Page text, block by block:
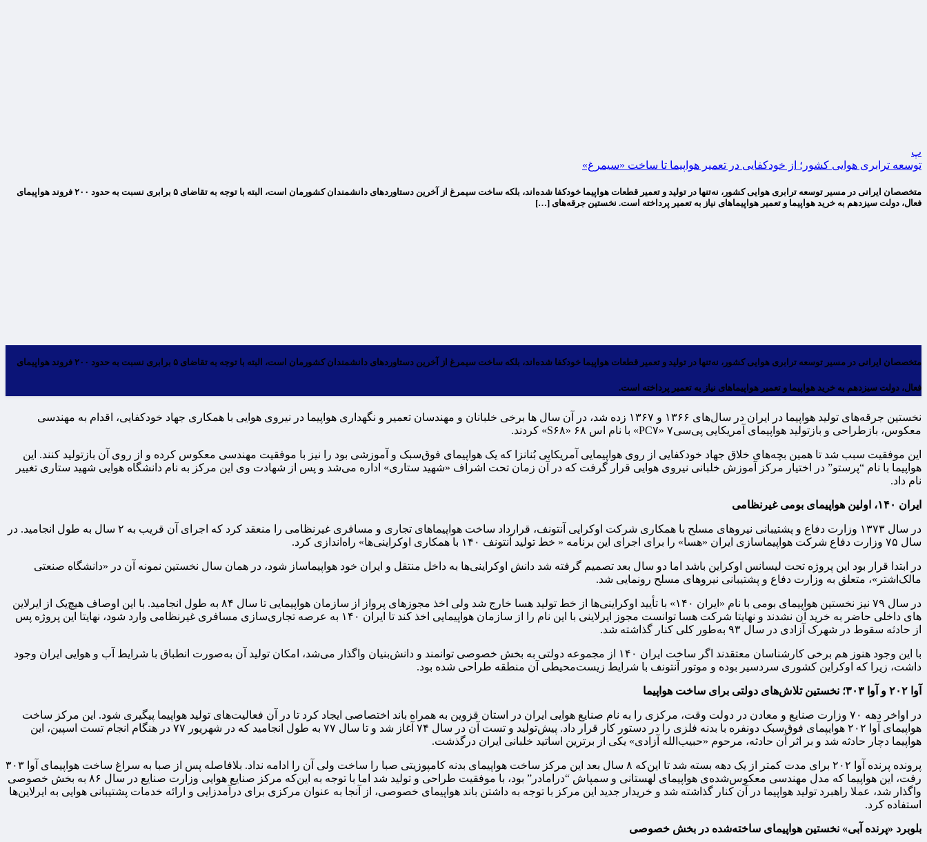
پ
توسعه ترابری هوایی کشور؛ از خودکفایی در تعمیر هواپیما تا ساخت «سیمرغ»
متخصصان ایرانی در مسیر توسعه ترابری هوایی کشور، نه‌تنها در تولید و تعمیر قطعات هواپیما خودکفا شده‌اند، بلکه ساخت سیمرغ از آخرین دستاوردهای دانشمندان کشورمان است، البته با توجه به تقاضای ۵ برابری نسبت به حدود ۲۰۰ فروند هواپیمای
فعال، دولت سیزدهم به خرید هواپیما و تعمیر هواپیماهای نیاز به تعمیر پرداخته است. نخستین جرقه‌های […]
متخصصان ایرانی در مسیر توسعه ترابری هوایی کشور، نه‌تنها در تولید و تعمیر قطعات هواپیما خودکفا شده‌اند، بلکه ساخت سیمرغ از آخرین دستاوردهای دانشمندان کشورمان است، البته با توجه به تقاضای ۵ برابری نسبت به حدود ۲۰۰ فروند هواپیمای
فعال، دولت سیزدهم به خرید هواپیما و تعمیر هواپیماهای نیاز به تعمیر پرداخته است.
نخستین جرقه‌های تولید هواپیما در ایران در سال‌های ۱۳۶۶ و ۱۳۶۷ زده شد، در آن سال ها برخی خلبانان و مهندسان تعمیر و نگهداری هواپیما در نیروی هوایی با همکاری جهاد خودکفایی، اقدام به مهندسی
معکوس، بازطراحی و بازتولید هواپیمای آمریکایی پی‌سی۷ «PC۷» با نام اس ۶۸ «S۶۸» کردند.
این موفقیت سبب شد تا همین بچه‌های خلاق جهاد خودکفایی از روی هواپیمایی آمریکایی بُنانزا که یک هواپیمای فوق‌سبک و آموزشی بود را نیز با موفقیت مهندسی معکوس کرده و از روی آن بازتولید کنند. این
هواپیما با نام “پرستو” در اختیار مرکز آموزش خلبانی نیروی هوایی قرار گرفت که در آن زمان تحت اشراف «شهید ستاری» اداره می‌شد و پس از شهادت وی این مرکز به نام دانشگاه هوایی شهید ستاری تغییر
نام داد.
ایران ۱۴۰، اولین هواپیمای بومی غیرنظامی
در سال ۱۳۷۳ وزارت دفاع و پشتیبانی نیروهای مسلح با همکاری شرکت اوکرایی آنتونف، قرارداد ساخت هواپیماهای تجاری و مسافری غیرنظامی را منعقد کرد که اجرای آن قریب به ۲ سال به طول انجامید. در
سال ۷۵ وزارت دفاع شرکت هواپیماسازی ایران «هسا» را برای اجرای این برنامه « خط تولید آنتونف ۱۴۰ با همکاری اوکراینی‌ها» راه‌اندازی کرد.
در ابتدا قرار بود این پروژه تحت لیسانس اوکراین باشد اما دو سال بعد تصمیم گرفته شد دانش اوکراینی‌ها به داخل منتقل و ایران خود هواپیماساز شود، در همان سال نخستین نمونه آن در «دانشگاه صنعتی
مالک‌اشتر»، متعلق به وزارت دفاع و پشتیبانی نیروهای مسلح رونمایی شد.
در سال ۷۹ نیز نخستین هواپیمای بومی با نام «ایران ۱۴۰» با تأیید اوکراینی‌ها از خط تولید هسا خارج شد ولی اخذ مجوزهای پرواز از سازمان هواپیمایی تا سال ۸۴ به طول انجامید. با این اوصاف هیچ‌یک از ایرلاین
های داخلی حاضر به خرید آن نشدند و نهایتا شرکت هسا توانست مجوز ایرلاینی با این نام را از سازمان هواپیمایی اخذ کند تا ایران ۱۴۰ به عرصه تجاری‌سازی مسافری غیرنظامی وارد شود، نهایتا این پروژه پس
از حادثه سقوط در شهرک آزادی در سال ۹۳ به‌طور کلی کنار گذاشته شد.
با این وجود هنوز هم برخی کارشناسان معتقدند اگر ساخت ایران ۱۴۰ از مجموعه دولتی به بخش خصوصی توانمند و دانش‌بنیان واگذار می‌شد، امکان تولید آن به‌صورت انطباق با شرایط آب و هوایی ایران وجود
داشت، زیرا که اوکراین کشوری سردسیر بوده و موتور آنتونف با شرایط زیست‌محیطی آن منطقه طراحی شده بود.
آوا ۲۰۲ و آوا ۳۰۳؛ نخستین تلاش‌های دولتی برای ساخت هواپیما
در اواخر دهه ۷۰ وزارت صنایع و معادن در دولت وقت، مرکزی را به نام صنایع هوایی ایران در استان قزوین به همراه باند اختصاصی ایجاد کرد تا در آن فعالیت‌های تولید هواپیما پیگیری شود. این مرکز ساخت
هواپیمای آوا ۲۰۲ هوایپمای فوق‌سبک دونفره با بدنه فلزی را در دستور کار قرار داد. پیش‌تولید و تست آن در سال ۷۴ آغاز شد و تا سال ۷۷ به طول انجامید که در شهریور ۷۷ در هنگام انجام تست اسپین، این
هواپیما دچار حادثه شد و بر اثر آن حادثه، مرحوم «حبیب‌الله آزادی» یکی از برترین اساتید خلبانی ایران درگذشت.
پرونده پرنده آوا ۲۰۲ برای مدت کمتر از یک دهه بسته شد تا این‌که ۸ سال بعد این مرکز ساخت هواپیمای بدنه کامپوزیتی صبا را ساخت ولی آن را ادامه نداد. بلافاصله پس از صبا به سراغ ساخت هواپیمای آوا ۳۰۳
رفت، این هواپیما که مدل مهندسی معکوس‌شده‌ی هواپیمای لهستانی و سمپاش “درامادر” بود، با موفقیت طراحی و تولید شد اما با توجه به این‌که مرکز صنایع هوایی وزارت صنایع در سال ۸۶ به بخش خصوصی
واگذار شد، عملا راهبرد تولید هواپیما در آن کنار گذاشته شد و خریدار جدید این مرکز با توجه به داشتن باند هواپیمای خصوصی، از آنجا به عنوان مرکزی برای درآمدزایی و ارائه خدمات پشتیبانی هوایی به ایرلاین‌ها
استفاده کرد.
بلوبرد «پرنده آبی» نخستین هواپیمای ساخته‌شده در بخش خصوصی